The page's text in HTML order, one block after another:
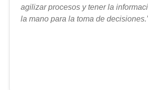
agilizar procesos y tener la
la mano para la toma de